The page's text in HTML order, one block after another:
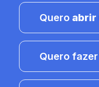
Quero abrir
Quero fazer